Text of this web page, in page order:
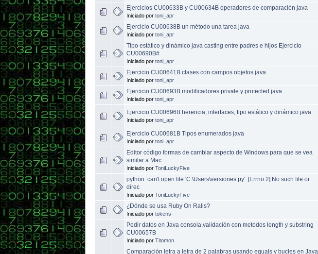
Ejercicios CU00633B y CU00634B operadores de comparación java
Iniciado por toni_apr
Ejercicio CU00638B un método una tarea java
Iniciado por toni_apr
Tipo estático y dinámico java casting entre padres e hijos Ejercicio
CU00690B#
Iniciado por toni_apr
Ejercicio CU00641B clases con campos objetos java
Iniciado por toni_apr
Ejercicio CU00693B modificadores private y protected java
Iniciado por toni_apr
Ejercicio CU00696B herencia, interfaces, tipo estático y dinámico java
Iniciado por toni_apr
Ejercicio CU00681B Tipos enumerados java
Iniciado por toni_apr
Editor código formas de cambiar aspecto de Windows para que se vea
similar a Mac
Iniciado por ToniLuckyFive
python: can't open file 'C:\Users\versiones.py': [Errno 2] No such file or
direc
Iniciado por ToniLuckyFive
¿Dónde se usa Ruby On Ralis?
Iniciado por tokens
Pedir datos en Java consola,validación con metodos length y substring
CU00657B
Iniciado por Titomon
Comparación letra a letra de 2 palabras usando equals y bucles en Java